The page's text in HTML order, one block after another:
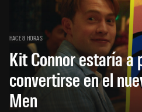
HACE 8 HORAS
Kit Connor estaría a
convertirse en el
Men